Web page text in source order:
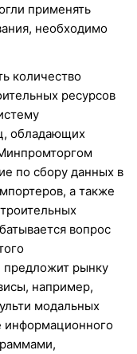
применять
необходимо
количество
ресурсов
обладающих
по сбору данных в
а также
вопрос
предложит рынку
например,
модальных
информационного